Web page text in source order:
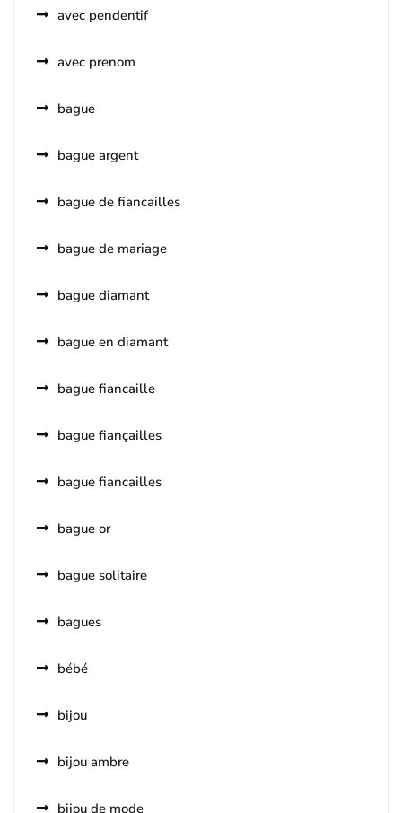
avec pendentif
avec prenom
bague
bague argent
bague de fiancailles
bague de mariage
bague diamant
bague en diamant
bague fiancaille
bague fiançailles
bague fiancailles
bague or
bague solitaire
bagues
bébé
bijou
bijou ambre
bijou de mode